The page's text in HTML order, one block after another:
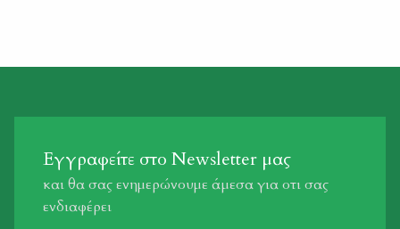
συμμετάσχουν στον διαγωνισμό μπορούν […]
Εγγραφείτε στο Newsletter μας
και θα σας ενημερώνουμε άμεσα για οτι σας
ενδιαφέρει